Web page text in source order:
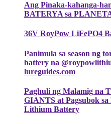
Ang Pinaka-kahanga-
BATERYA sa
36V RoyPow LiFePO4
Panimula sa season ng
battery na
lureguides.com
Paghuli ng Malamig na
GIANTS at Pagsubok sa
Lithium Battery